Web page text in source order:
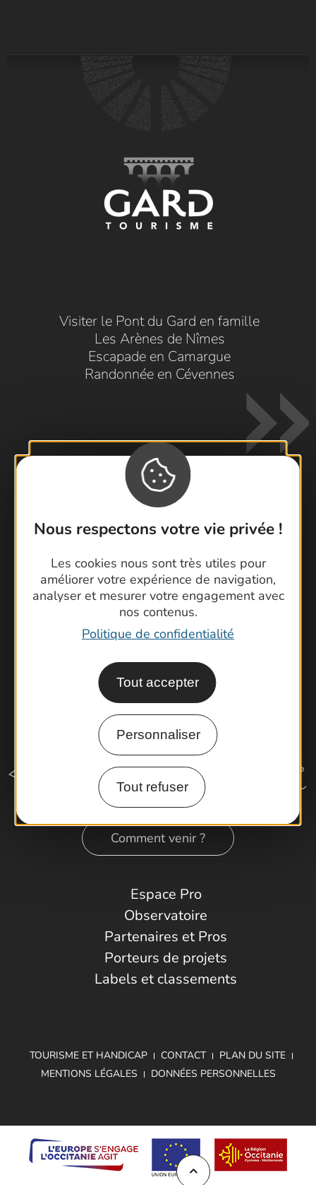
Nous respectons votre vie privée !
Les cookies nous sont très utiles pour
améliorer votre expérience de navigation,
analyser et mesurer votre engagement avec
nos contenus.
Politique de confidentialité
Tout accepter
Personnaliser
Tout refuser
Visiter le Pont du Gard en famille
Les Arènes de Nîmes
Escapade en Camargue
Randonnée en Cévennes
Contactez-nous !
Brochures
Cartoguides et Topoguides
Latitude Gard
Comment venir ?
Espace Pro
Observatoire
Partenaires et Pros
Porteurs de projets
Labels et classements
TOURISME ET HANDICAP CONTACT
PLAN DU SITE
MENTIONS LÉGALES
DONNÉES PERSONNELLES